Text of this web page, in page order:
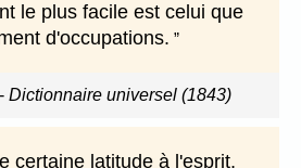
le plus facile est celui que
d'occupations.
Dictionnaire universel (1843)
certaine latitude à l'esprit,